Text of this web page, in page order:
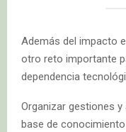
Además del impacto
otro reto importante
dependencia
Organizar gestiones
base de